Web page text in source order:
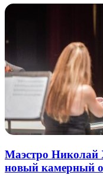
Маэстро Николай
новый камерный